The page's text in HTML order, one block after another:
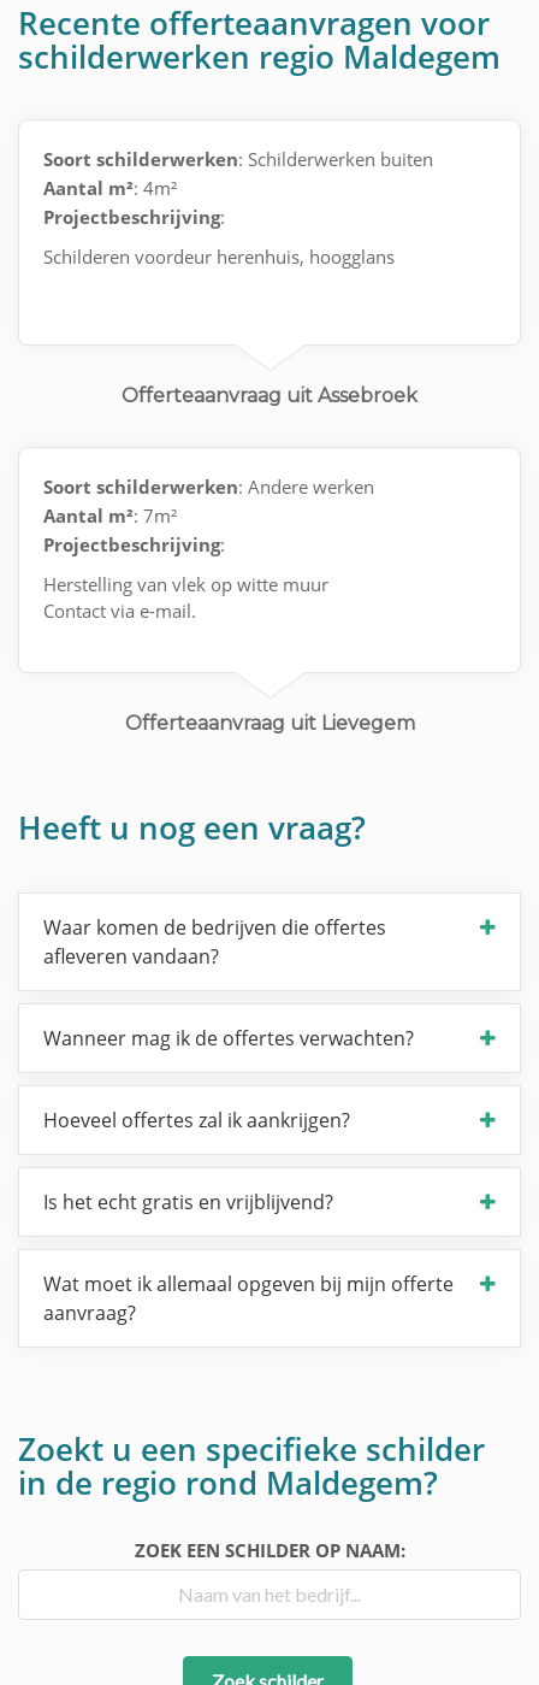
Recente offerteaanvragen voor
schilderwerken regio Maldegem
Soort schilderwerken: Schilderwerken buiten
Aantal m²: 4m²
Projectbeschrijving:
Schilderen voordeur herenhuis, hoogglans
Offerteaanvraag uit Assebroek
Soort schilderwerken: Andere werken
Aantal m²: 7m²
Projectbeschrijving:
Herstelling van vlek op witte muur
Contact via e-mail.
Offerteaanvraag uit Lievegem
Heeft u nog een vraag?
Waar komen de bedrijven die offertes
afleveren vandaan?
Wanneer mag ik de offertes verwachten?
Hoeveel offertes zal ik aankrijgen?
Is het echt gratis en vrijblijvend?
Wat moet ik allemaal opgeven bij mijn offerte
aanvraag?
Zoekt u een specifieke schilder
in de regio rond Maldegem?
ZOEK EEN SCHILDER OP NAAM: